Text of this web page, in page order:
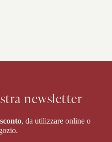
newsletter
, da utilizzare online o